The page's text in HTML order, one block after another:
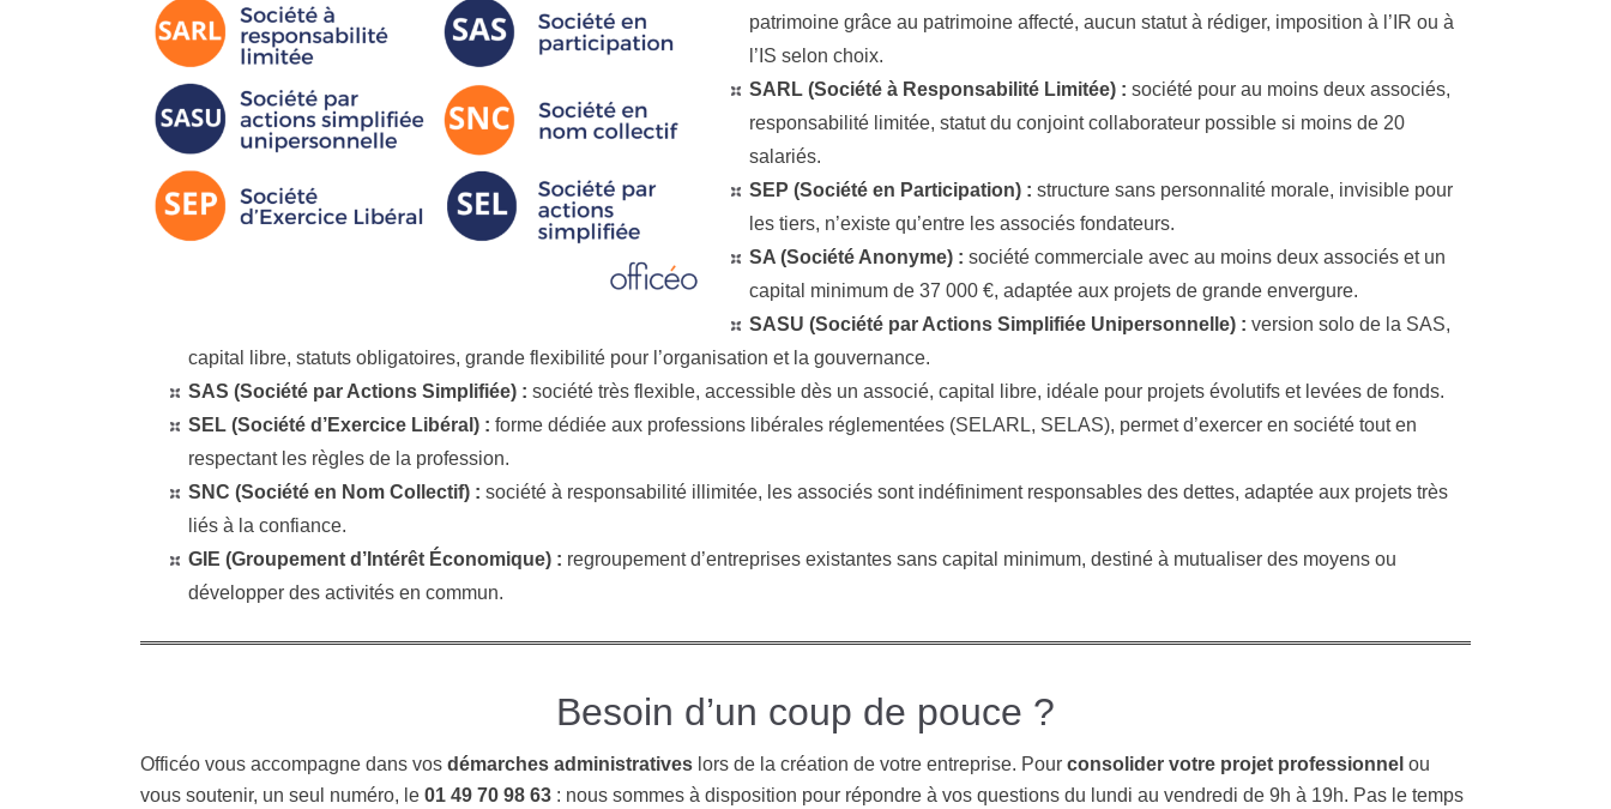
patrimoine grâce au patrimoine affecté, aucun statut à rédiger, imposition à l’IR ou à
l’IS selon choix.
SARL (Société à Responsabilité Limitée) : société pour au moins deux associés,
responsabilité limitée, statut du conjoint collaborateur possible si moins de 20
salariés.
SEP (Société en Participation) : structure sans personnalité morale, invisible pour
les tiers, n’existe qu’entre les associés fondateurs.
SA (Société Anonyme) : société commerciale avec au moins deux associés et un
capital minimum de 37 000 €, adaptée aux projets de grande envergure.
SASU (Société par Actions Simplifiée Unipersonnelle) : version solo de la SAS,
capital libre, statuts obligatoires, grande flexibilité pour l’organisation et la gouvernance.
SAS (Société par Actions Simplifiée) : société très flexible, accessible dès un associé, capital libre, idéale pour projets évolutifs et levées de fonds.
SEL (Société d’Exercice Libéral) : forme dédiée aux professions libérales réglementées (SELARL, SELAS), permet d’exercer en société tout en
respectant les règles de la profession.
SNC (Société en Nom Collectif) : société à responsabilité illimitée, les associés sont indéfiniment responsables des dettes, adaptée aux projets très
liés à la confiance.
GIE (Groupement d’Intérêt Économique) : regroupement d’entreprises existantes sans capital minimum, destiné à mutualiser des moyens ou
développer des activités en commun.
Besoin d’un coup de pouce ?
Officéo vous accompagne dans vos démarches administratives lors de la création de votre entreprise. Pour consolider votre projet professionnel ou
vous soutenir, un seul numéro, le 01 49 70 98 63 : nous sommes à disposition pour répondre à vos questions du lundi au vendredi de 9h à 19h. Pas le temps